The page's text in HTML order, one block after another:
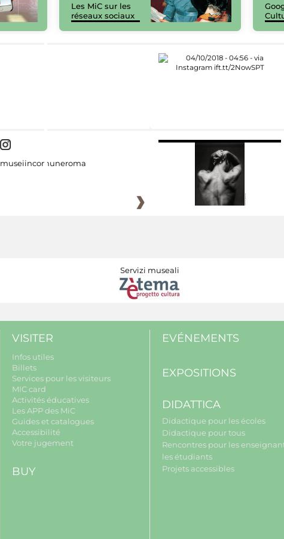
Les MiC sur les
réseaux sociaux
museiincomuneroma
Servizi museali
VISITER
Infos utiles
Billets
Services pour les visiteurs
MIC card
Activités éducatives
Les APP des MiC
Guides et catalogues
Accessibilité
Votre jugement
BUY
EVÉNEMENTS
EXPOSITIONS
DIDATTICA
Didactique pour les écoles
Didactique pour tous
Rencontres pour les
les étudiants
Projets accessibles